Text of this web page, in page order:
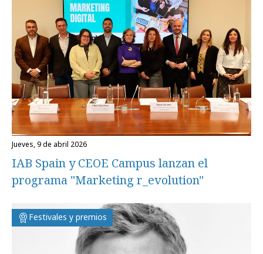
jueves, 9 de abril 2026
IAB Spain y CEOE Campus lanzan el
programa "Marketing r_evolution"
Festivales y premios